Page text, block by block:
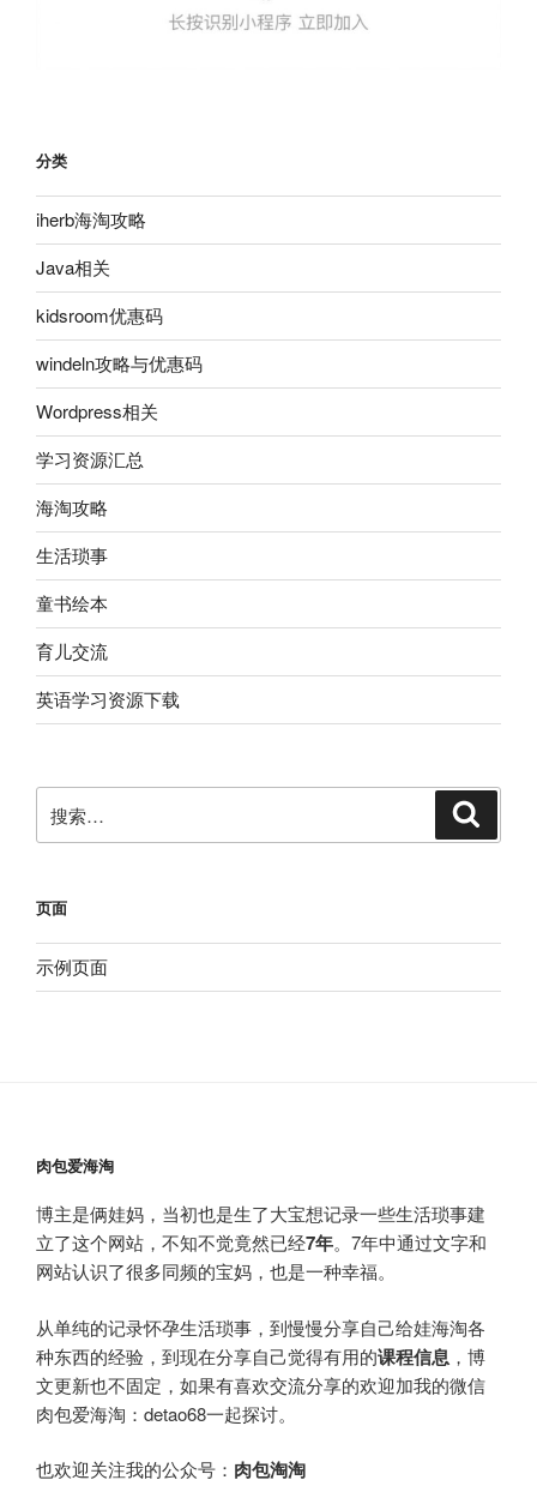
分类
iherb海淘攻略
Java相关
kidsroom优惠码
windeln攻略与优惠码
Wordpress相关
学习资源汇总
海淘攻略
生活琐事
童书绘本
育儿交流
英语学习资源下载
索：
页面
示例页面
肉包爱海淘
博主是俩娃妈，当初也是生了大宝想记录一些生活琐事建
立了这个网站，不知不觉竟然已经7年。7年中通过文字和
网站认识了很多同频的宝妈，也是一种幸福。
从单纯的记录怀孕生活琐事，到慢慢分享自己给娃海淘各
种东西的经验，到现在分享自己觉得有用的课程信息 ，博
文更新也不固定，如果有喜欢交流分享的欢迎加我的微信
肉包爱海淘：detao68一起探讨。
也欢迎关注我的公众号： 肉包淘淘